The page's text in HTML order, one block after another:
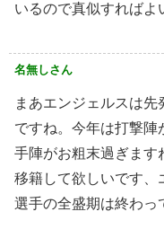
いるので真似すればよ
名無しさん
まあエンジェルスは
ですね。今年は打撃陣
手陣がお粗末過ぎます
移籍して欲しいです、
選手の全盛期は終わっ